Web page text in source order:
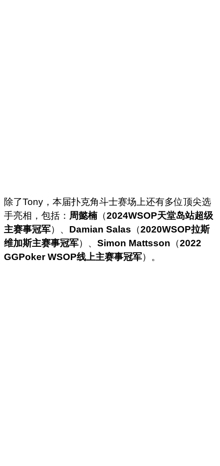
除了Tony，本届扑克角斗士赛场上还有多位顶尖选
手亮相，包括： 周懿楠（2024WSOP天堂岛站超级
主赛事冠军）、 Damian Salas （2020WSOP拉斯
维加斯主赛事冠军）、 Simon Mattsson （2022
GGPoker WSOP线上主赛事冠军）。